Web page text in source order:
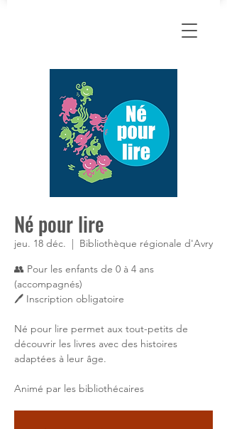
Né pour lire
jeu. 18 déc.
  |
Bibliothèque régionale d'Avry
👥 Pour les enfants de 0 à 4 ans
(accompagnés)
🖊 Inscription obligatoire
Né pour lire permet aux tout-petits de
découvrir les livres avec des histoires
adaptées à leur âge.
Animé par les bibliothécaires